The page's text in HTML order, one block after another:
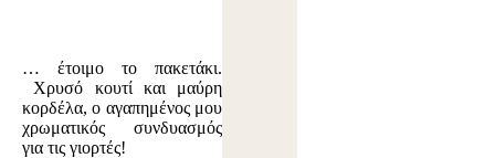
… έτοιμο το πακετάκι.
Χρυσό κουτί και μαύρη
κορδέλα, ο αγαπημένος μου
χρωματικός συνδυασμός
για τις γιορτές!